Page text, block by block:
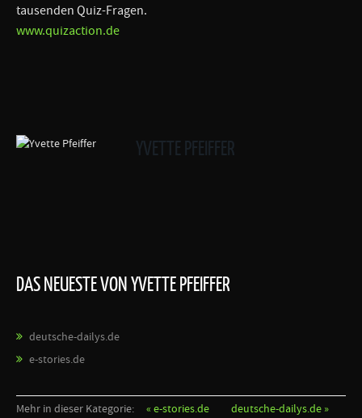
tausenden Quiz-Fragen.
www.quizaction.de
YVETTE PFEIFFER
DAS NEUESTE VON YVETTE PFEIFFER
deutsche-dailys.de
e-stories.de
Mehr in dieser Kategorie: « e-stories.de deutsche-dailys.de »